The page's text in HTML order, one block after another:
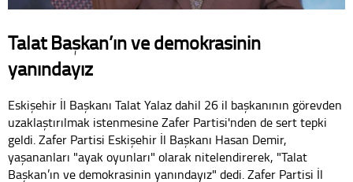
Talat Başkan’ın ve demokrasinin
yanındayız
Eskişehir İl Başkanı Talat Yalaz dahil 26 il başkanının görevden
uzaklaştırılmak istenmesine Zafer Partisi'nden de sert tepki
geldi. Zafer Partisi Eskişehir İl Başkanı Hasan Demir,
yaşananları "ayak oyunları" olarak nitelendirerek, "Talat
Başkan’ın ve demokrasinin yanındayız" dedi. Zafer Partisi İl